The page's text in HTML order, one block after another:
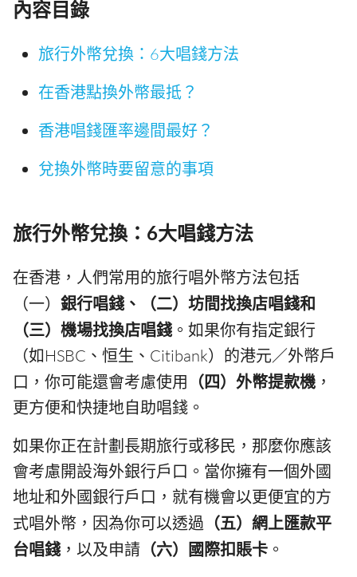
內容目錄
旅行外幣兌換：6大唱錢方法
在香港點換外幣最抵？
香港唱錢匯率邊間最好？
兌換外幣時要留意的事項
旅行外幣兌換：6大唱錢方法
在香港，人們常用的旅行唱外幣方法包括
（一） 銀行唱錢、（二）坊間找換店唱錢和
（三）機場找換店唱錢 。如果你有指定銀行
（如HSBC、恒生、Citibank）的港元／外幣戶
口，你可能還會考慮使用 （四）外幣提款機 ，
更方便和快捷地自助唱錢。
如果你正在計劃長期旅行或移民，那麼你應該
會考慮開設海外銀行戶口。當你擁有一個外國
地址和外國銀行戶口，就有機會以更便宜的方
式唱外幣，因為你可以透過 （五）網上匯款平
台唱錢 ，以及申請 （六）國際扣賬卡 。